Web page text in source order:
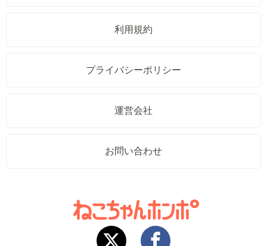
利用規約
プライバシーポリシー
運営会社
お問い合わせ